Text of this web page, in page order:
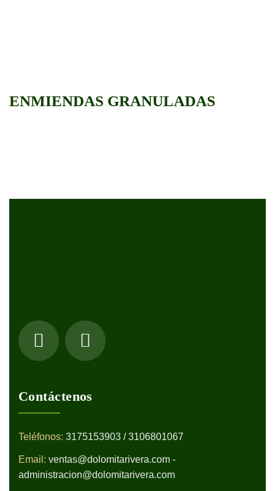
ENMIENDAS GRANULADAS
Contáctenos
Teléfonos: 3175153903 / 3106801067
Email: ventas@dolomitarivera.com -
administracion@dolomitarivera.com